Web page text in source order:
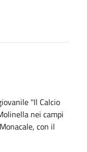
''Il Calcio
nei campi
con il